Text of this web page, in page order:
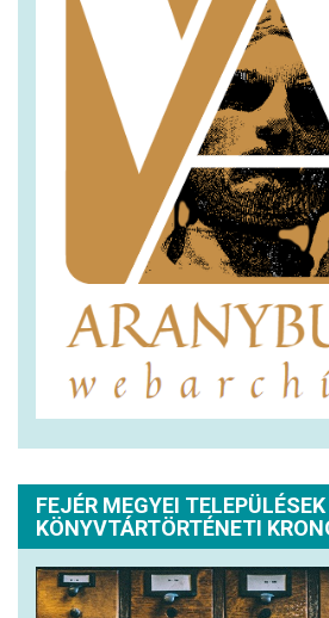
FEJÉR MEGYEI TELEPÜLÉSEK
KÖNYVTÁRTÖRTÉNETI